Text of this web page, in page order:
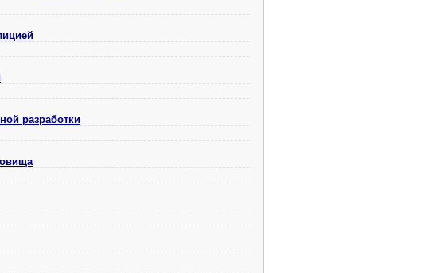
разработки